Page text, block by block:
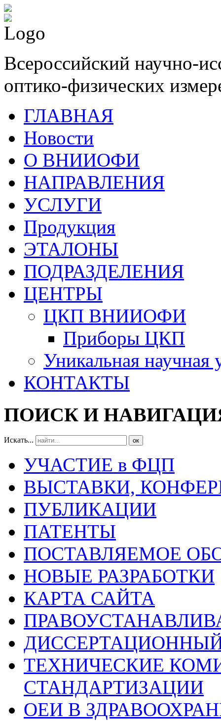
Всероссийский научно-
оптико-физических
ГЛАВНАЯ
Новости
О ВНИИОФИ
НАПРАВЛЕНИЯ
УСЛУГИ
Продукция
ЭТАЛОНЫ
ПОДРАЗДЕЛЕНИЯ
ЦЕНТРЫ
ЦКП ВНИИОФИ
Приборы ЦКП
Уникальная научная
КОНТАКТЫ
ПОИСК И
Искать... ок
УЧАСТИЕ в ФЦП
ВЫСТАВКИ,
ПУБЛИКАЦИИ
ПАТЕНТЫ
ПОСТАВЛЯЕМОЕ
НОВЫЕ РАЗРАБОТКИ
КАРТА САЙТА
ТЕХНИЧЕСКИЕ
СТАНДАРТИЗАЦИИ
ОЕИ В